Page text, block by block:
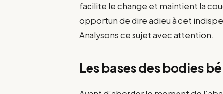
facilite le change et maintient la
opportun de dire adieu à cet
Analysons ce sujet avec attention.
Les bases des bodies